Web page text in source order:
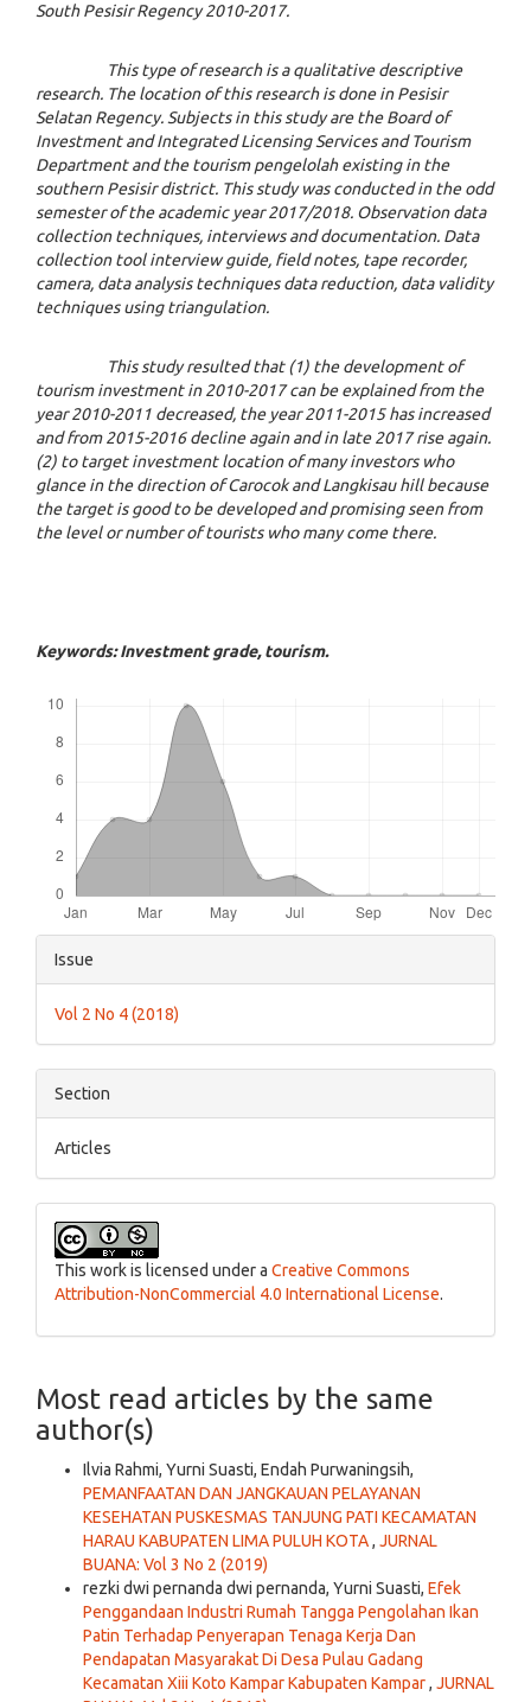
South Pesisir Regency 2010-2017.
This type of research is a qualitative descriptive
research. The location of this research is done in Pesisir
Selatan Regency. Subjects in this study are the Board of
Investment and Integrated Licensing Services and Tourism
Department and the tourism pengelolah existing in the
southern Pesisir district. This study was conducted in the odd
semester of the academic year 2017/2018. Observation data
collection techniques, interviews and documentation. Data
collection tool interview guide, field notes, tape recorder,
camera, data analysis techniques data reduction, data validity
techniques using triangulation.
This study resulted that (1) the development of
tourism investment in 2010-2017 can be explained from the
year 2010-2011 decreased, the year 2011-2015 has increased
and from 2015-2016 decline again and in late 2017 rise again.
(2) to target investment location of many investors who
glance in the direction of Carocok and Langkisau hill because
the target is good to be developed and promising seen from
the level or number of tourists who many come there.
Keywords: Investment grade, tourism.
Article
Details
Issue
Vol 2 No 4 (2018)
Section
Articles
This work is licensed under a Creative Commons
Attribution-NonCommercial 4.0 International License.
Most read articles by the same
author(s)
Ilvia Rahmi, Yurni Suasti, Endah Purwaningsih,
PEMANFAATAN DAN JANGKAUAN PELAYANAN
KESEHATAN PUSKESMAS TANJUNG PATI KECAMATAN
HARAU KABUPATEN LIMA PULUH KOTA, JURNAL
BUANA: Vol 3 No 2 (2019)
rezki dwi pernanda dwi pernanda, Yurni Suasti, Efek
Penggandaan Industri Rumah Tangga Pengolahan Ikan
Patin Terhadap Penyerapan Tenaga Kerja Dan
Pendapatan Masyarakat Di Desa Pulau Gadang
Kecamatan Xiii Koto Kampar Kabupaten Kampar, JURNAL